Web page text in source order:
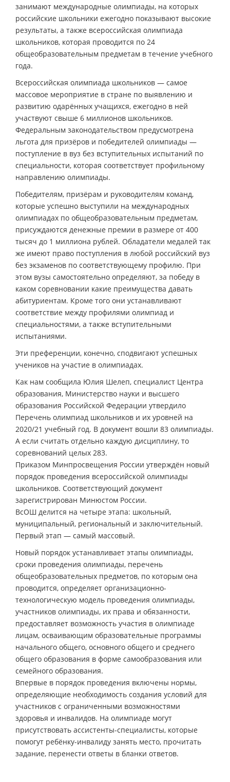
занимают международные олимпиады, на которых
российские школьники ежегодно показывают высокие
результаты, а также всероссийская олимпиада
школьников, которая проводится по 24
общеобразовательным предметам в течение учебного
года.
Всероссийская олимпиада школьников — самое
массовое мероприятие в стране по выявлению и
развитию одарённых учащихся, ежегодно в ней
участвуют свыше 6 миллионов школьников.
Федеральным законодательством предусмотрена
льгота для призёров и победителей олимпиады —
поступление в вуз без вступительных испытаний по
специальности, которая соответствует профильному
направлению олимпиады.
Победителям, призёрам и руководителям команд,
которые успешно выступили на международных
олимпиадах по общеобразовательным предметам,
присуждаются денежные премии в размере от 400
тысяч до 1 миллиона рублей. Обладатели медалей так
же имеют право поступления в любой российский вуз
без экзаменов по соответствующему профилю. При
этом вузы самостоятельно определяют, за победу в
каком соревновании какие преимущества давать
абитуриентам. Кроме того они устанавливают
соответствие между профилями олимпиад и
специальностями, а также вступительными
испытаниями.
Эти преференции, конечно, сподвигают успешных
учеников на участие в олимпиадах.
Как нам сообщила Юлия Шелеп, специалист Центра
образования, Министерство науки и высшего
образования Российской Федерации утвердило
Перечень олимпиад школьников и их уровней на
2020/21 учебный год. В документ вошли 83 олимпиады.
А если считать отдельно каждую дисциплину, то
соревнований целых 283.
Приказом Минпросвещения России утверждён новый
порядок проведения всероссийской олимпиады
школьников. Соответствующий документ
зарегистрирован Минюстом России.
ВсОШ делится на четыре этапа: школьный,
муниципальный, региональный и заключительный.
Первый этап — самый массовый.
Новый порядок устанавливает этапы олимпиады,
сроки проведения олимпиады, перечень
общеобразовательных предметов, по которым она
проводится, определяет организационно-
технологическую модель проведения олимпиады,
участников олимпиады, их права и обязанности,
предоставляет возможность участия в олимпиаде
лицам, осваивающим образовательные программы
начального общего, основного общего и среднего
общего образования в форме самообразования или
семейного образования.
Впервые в порядок проведения включены нормы,
определяющие необходимость создания условий для
участников с ограниченными возможностями
здоровья и инвалидов. На олимпиаде могут
присутствовать ассистенты-специалисты, которые
помогут ребёнку-инвалиду занять место, прочитать
задание, перенести ответы в бланки ответов.